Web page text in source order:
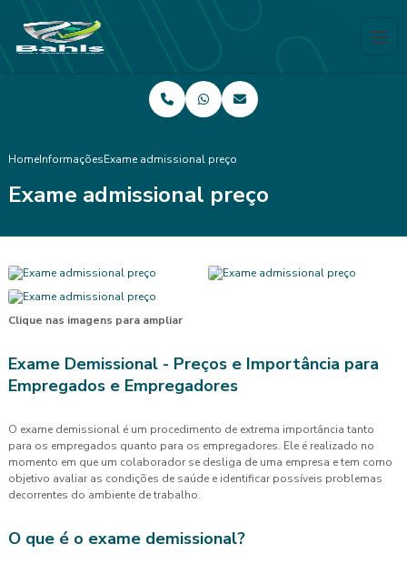
HomeInformaçõesExame admissional preço
Exame admissional preço
Clique nas imagens para ampliar
Exame Demissional - Preços e Importância para
Empregados e Empregadores
O exame demissional é um procedimento de extrema importância tanto
para os empregados quanto para os empregadores. Ele é realizado no
momento em que um colaborador se desliga de uma empresa e tem como
objetivo avaliar as condições de saúde e identificar possíveis problemas
decorrentes do ambiente de trabalho.
O que é o exame demissional?